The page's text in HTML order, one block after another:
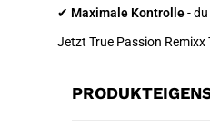
✔ Maximale Kontrolle-
Jetzt True Passion